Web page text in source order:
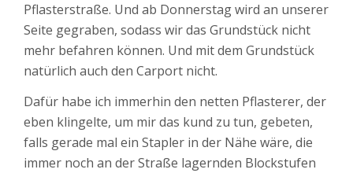
Pflasterstraße. Und ab Donnerstag wird an unserer
Seite gegraben, sodass wir das Grundstück nicht
mehr befahren können. Und mit dem Grundstück
natürlich auch den Carport nicht.
Dafür habe ich immerhin den netten Pflasterer, der
eben klingelte, um mir das kund zu tun, gebeten,
falls gerade mal ein Stapler in der Nähe wäre, die
immer noch an der Straße lagernden Blockstufen